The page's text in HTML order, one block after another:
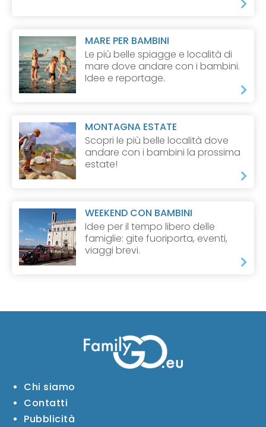
MARE PER BAMBINI
Le più belle spiagge e località di
mare dove andare con i bambini.
Idee e reportage.
MONTAGNA ESTATE
Scopri le più belle località dove
andare con i bambini la prossima
estate!
WEEKEND CON BAMBINI
Idee per il tempo libero delle
famiglie: gite fuoriporta, eventi,
viaggi brevi.
Chi siamo
Contatti
Pubblicità